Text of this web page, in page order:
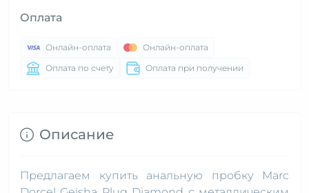
Оплата
Онлайн-оплата
Онлайн-оплата
Оплата по счету
Оплата при получении
Описание
Предлагаем купить анальную пробку Marc